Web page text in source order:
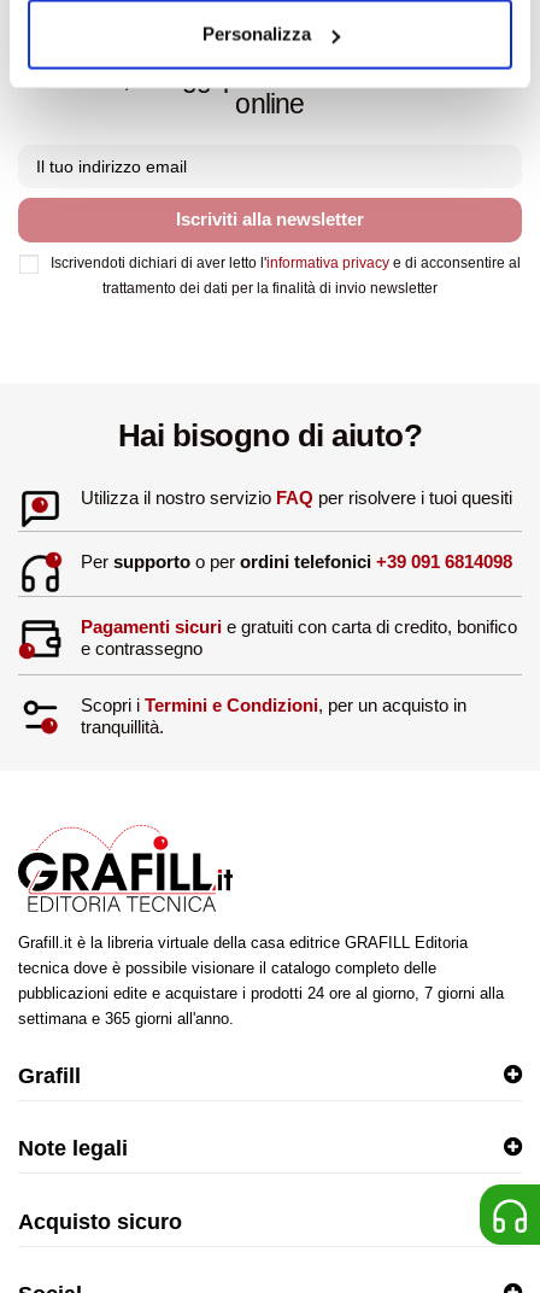
Personalizza
per rimanere aggiornato/a sulle nuove
edizioni, le leggi pubblicate e i nostri corsi
online
Iscriviti alla newsletter
Iscrivendoti dichiari di aver letto l'informativa privacy e di acconsentire al
trattamento dei dati per la finalità di invio newsletter
Hai bisogno di aiuto?
Utilizza il nostro servizio FAQ per risolvere i tuoi quesiti
Per supportoo per ordini telefonici +39 091 6814098
Pagamenti sicurie gratuiti con carta di credito, bonifico
e contrassegno
Scopri i Termini e Condizioni, per un acquisto in
tranquillità.
Grafill.it è la libreria virtuale della casa editrice GRAFILL Editoria
tecnica dove è possibile visionare il catalogo completo delle
pubblicazioni edite e acquistare i prodotti 24 ore al giorno, 7 giorni alla
settimana e 365 giorni all'anno.
Grafill
Note legali
Acquisto sicuro